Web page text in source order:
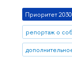
Приоритет 2030
репортаж о